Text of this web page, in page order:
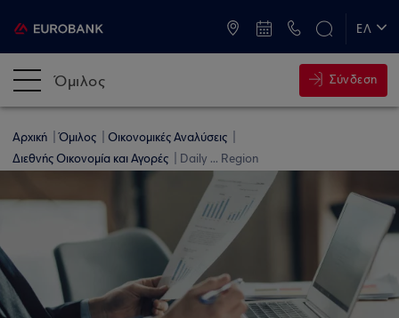
ΕΛ
Όμιλος Σύνδεση
Αρχική Όμιλος
Οικονομικές Αναλύσεις
Διεθνής Οικονομία και Αγορές
Daily ... Region